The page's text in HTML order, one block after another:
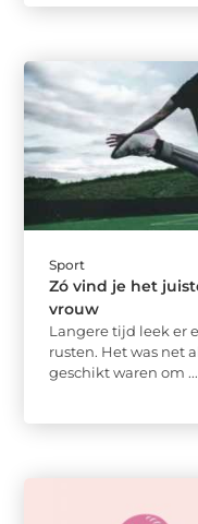
Sport
Zó vind je het
vrouw
Langere tijd leek er
rusten. Het was net
geschikt waren om ...